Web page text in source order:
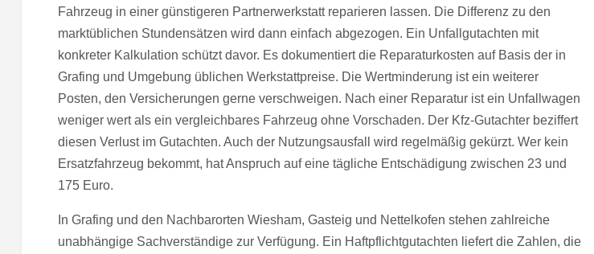
Fahrzeug in einer günstigeren Partnerwerkstatt reparieren lassen. Die Differenz zu den
marktüblichen Stundensätzen wird dann einfach abgezogen. Ein Unfallgutachten mit
konkreter Kalkulation schützt davor. Es dokumentiert die Reparaturkosten auf Basis der in
Grafing und Umgebung üblichen Werkstattpreise. Die Wertminderung ist ein weiterer
Posten, den Versicherungen gerne verschweigen. Nach einer Reparatur ist ein Unfallwagen
weniger wert als ein vergleichbares Fahrzeug ohne Vorschaden. Der Kfz-Gutachter beziffert
diesen Verlust im Gutachten. Auch der Nutzungsausfall wird regelmäßig gekürzt. Wer kein
Ersatzfahrzeug bekommt, hat Anspruch auf eine tägliche Entschädigung zwischen 23 und
175 Euro.
In Grafing und den Nachbarorten Wiesham, Gasteig und Nettelkofen stehen zahlreiche
unabhängige Sachverständige zur Verfügung. Ein Haftpflichtgutachten liefert die Zahlen, die